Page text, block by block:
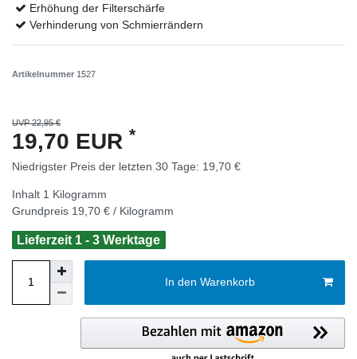
Erhöhung der Filterschärfe
Verhinderung von Schmierrändern
Artikelnummer 1527
UVP 22,95 €
19,70 EUR *
Niedrigster Preis der letzten 30 Tage: 19,70 €
Inhalt 1 Kilogramm
Grundpreis 19,70 € / Kilogramm
Lieferzeit 1 - 3 Werktage
In den Warenkorb